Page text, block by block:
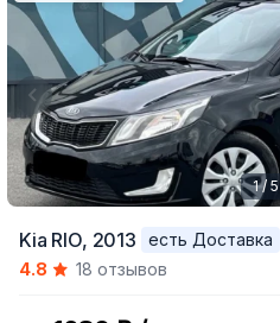
of
1 / 5
Kia RIO, 2013
есть Доставка
4.8
18 отзывов